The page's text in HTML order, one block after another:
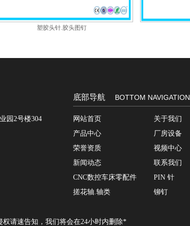
塑胶头针.胶头图钉
园2号楼304
底部导航 BOTTOM NAVIGATION
网站首页
关于我们
产品中心
厂房设备
荣誉资质
视频中心
新闻动态
联系我们
CNC数控车床零配件
PIN 针
搓花轴.轴类
铆钉
请速告知，我们将会在24小时内删除*